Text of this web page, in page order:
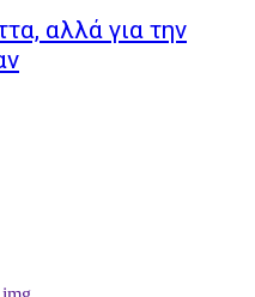
αλλά για την